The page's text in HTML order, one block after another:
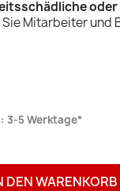
Mitarbeiter und
3-5 Werktage*
DEN WARENKORB